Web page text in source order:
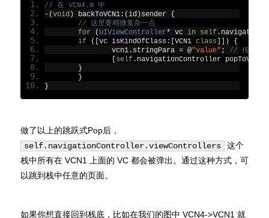
// 在 VCN4.m 中
-(void ) backToVCN1:(id )sender {
// 这里要稍微复杂一点
for
(UIViewController* vc in self.
if
([vc isKindOfClass:[VCN1 class]])
{
    		vcn1
. stringPara = @"value" ;
// 传参
[self. navigationController
}
}
}
做了以上的跳跃式Pop后，
self.navigationController.viewControllers
这个
栈中所有在 VCN1 上面的 VC 都会被弹出。通过这种方式，可
以跳到栈中任意的页面。
如果你想直接回到栈底，比如在我们的图中 VCN4->VCN1 就